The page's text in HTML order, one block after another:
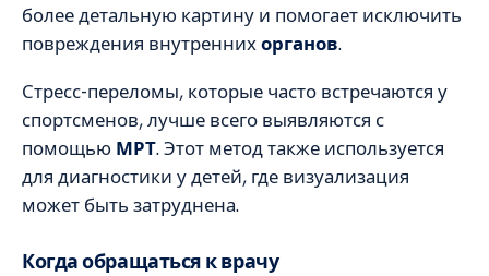
более детальную картину и помогает исключить
повреждения внутреннихорганов.
Стресс-переломы, которые часто встречаются у
спортсменов, лучше всего выявляются с
помощью МРТ. Этот метод также используется
для диагностики у детей, где визуализация
может быть затруднена.
Когда обращаться к врачу